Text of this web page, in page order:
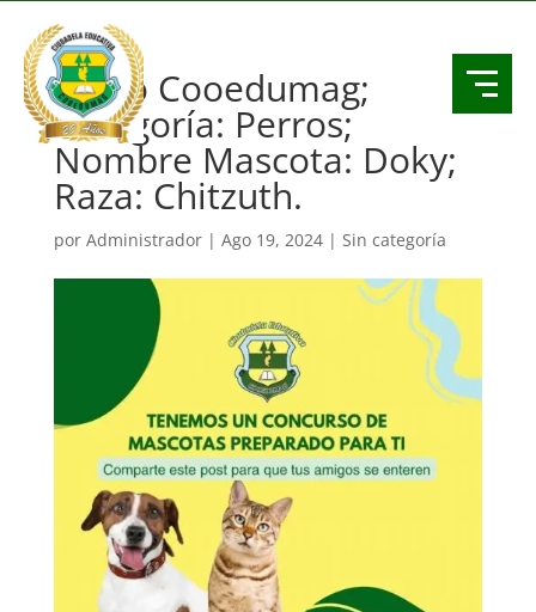
Video Cooedumag;
Categoría: Perros;
Nombre Mascota: Doky;
Raza: Chitzuth.
por Administrador| Ago 19, 2024| Sin categoría